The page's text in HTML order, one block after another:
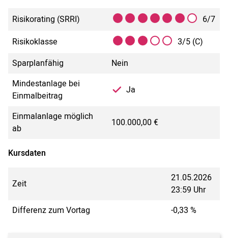
Risikorating (SRRI)
6/7
Risikoklasse
3/5 (C)
Sparplanfähig
Nein
Mindestanlage bei
Einmalbeitrag
Ja
Einmalanlage möglich
ab
100.000,00 €
Kursdaten
Zeit
21.05.2026
23:59 Uhr
Differenz zum Vortag
-0,33 %